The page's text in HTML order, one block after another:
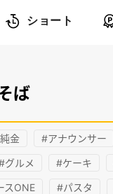
ショート
ば
金 #アナウンサー
グルメ #ケーキ
スONE #パスタ